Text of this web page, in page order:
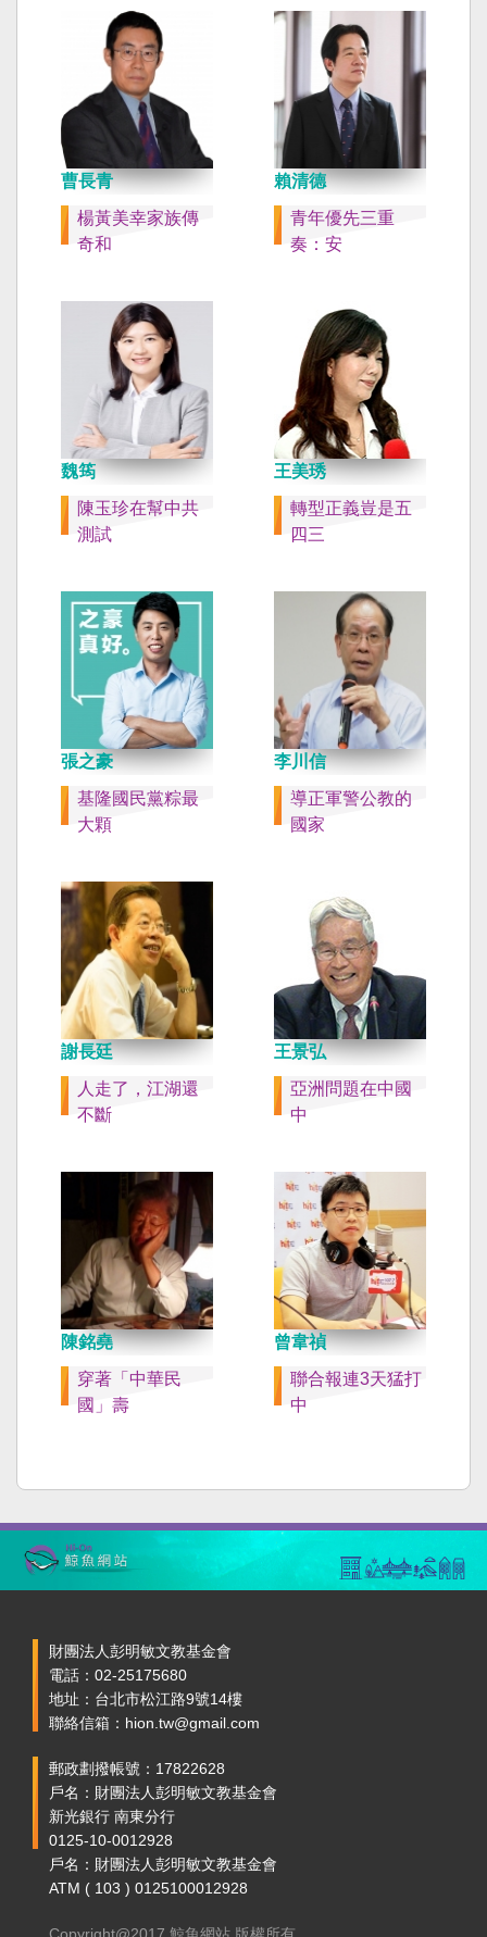
曹長青
楊黃美幸家族傳
奇和
賴清德
青年優先三重
奏：安
魏筠
陳玉珍在幫中共
測試
王美琇
轉型正義豈是五
四三
張之豪
基隆國民黨粽最
大顆
李川信
導正軍警公教的
國家
謝長廷
人走了，江湖還
不斷
王景弘
亞洲問題在中國
中
陳銘堯
穿著「中華民
國」壽
曾韋禎
聯合報連3天猛打
中
財團法人彭明敏文教基金會
電話：02-25175680
地址：台北市松江路9號14樓
聯絡信箱：hion.tw@gmail.com
郵政劃撥帳號：17822628
戶名：財團法人彭明敏文教基金會
新光銀行 南東分行
0125-10-0012928
戶名：財團法人彭明敏文教基金會
ATM ( 103 ) 0125100012928